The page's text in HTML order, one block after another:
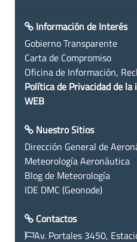
Información de Interés
Gobierno Transparente
Carta de Compromiso
Oficina de Información,
Política de Privacidad de
WEB
Nuestro Sitios
Dirección General de
Meteorología Aeronáutica
Blog de Meteorología
IDE DMC (Geonode)
Contactos
Av. Portales 3450,